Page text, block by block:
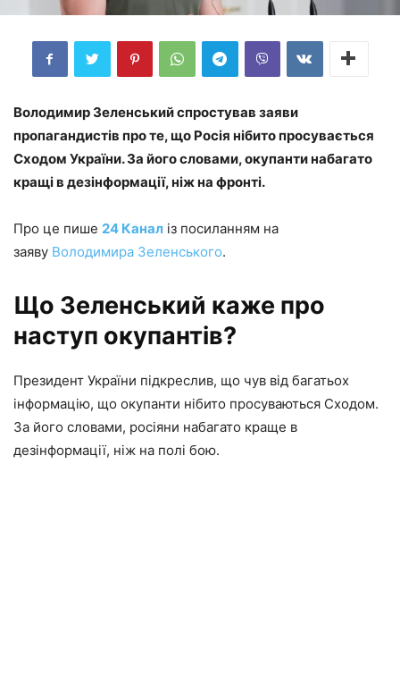
Володимир Зеленський спростував заяви
пропагандистів про те, що Росія нібито просувається
Сходом України. За його словами, окупанти набагато
кращі в дезінформації, ніж на фронті.
Про це пише 24 Канал із посиланням на
заяву Володимира Зеленського.
Що Зеленський каже про
наступ окупантів?
Президент України підкреслив, що чув від багатьох
інформацію, що окупанти нібито просуваються Сходом.
За його словами, росіяни набагато краще в
дезінформації, ніж на полі бою.